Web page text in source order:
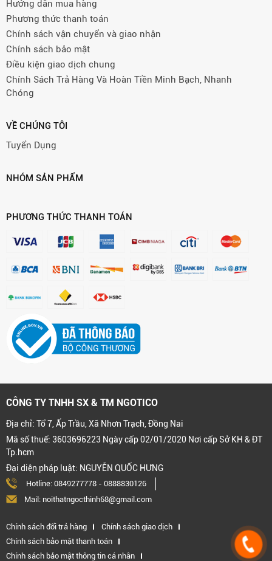
Hướng dẫn mua hàng
Phương thức thanh toán
Chính sách vận chuyển và giao nhận
Chính sách bảo mật
Điều kiện giao dịch chung
Chính Sách Trả Hàng Và Hoàn Tiền Minh Bạch, Nhanh
Chóng
VỀ CHÚNG TÔI
Tuyển Dụng
NHÓM SẢN PHẨM
PHƯƠNG THỨC THANH TOÁN
CÔNG TY TNHH SX & TM NGOTICO
Địa chỉ: Tổ 7, Ấp Trầu, Xã Nhơn Trạch, Đồng Nai
Mã số thuế: 3603696223 Ngày cấp 02/01/2020 Nơi cấp Sở KH & ĐT
Tp.hcm
Đại diện pháp luật: NGUYỄN QUỐC HƯNG
Hotline: 0849277778 - 0888830126
Mail: noithatngocthinh68@gmail.com
Chính sách đổi trả hàng
Chính sách giao dịch
Chính sách bảo mật thanh toán
Chính sách bảo mật thông tin cá nhân